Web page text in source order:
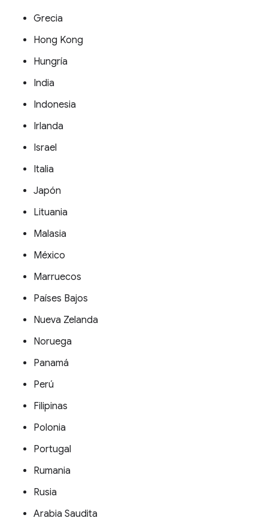
Grecia
Hong Kong
Hungría
India
Indonesia
Irlanda
Israel
Italia
Japón
Lituania
Malasia
México
Marruecos
Países Bajos
Nueva Zelanda
Noruega
Panamá
Perú
Filipinas
Polonia
Portugal
Rumania
Rusia
Arabia Saudita